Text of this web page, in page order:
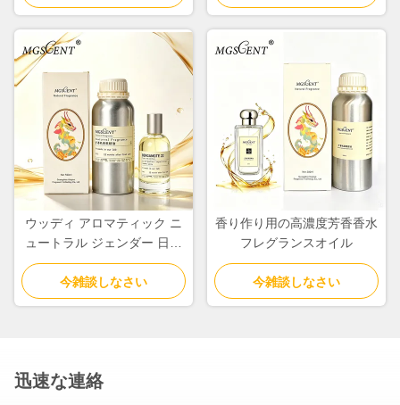
ウッディ アロマティック ニ
ュートラル ジェンダー 日常
使いの香水オイルとフレグラ
ンス オイル
今雑談しなさい
香り作り用の高濃度芳香香水
フレグランスオイル
今雑談しなさい
迅速な連絡